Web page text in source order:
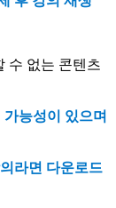
수 없는 콘텐츠
능성이 있으며
라면 다운로드